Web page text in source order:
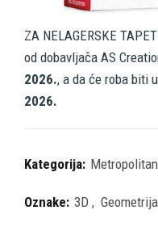
ZA NELAGERSKE
od dobavljača AS
2026., a da će roba biti
2026.
Kategorija:
Oznake: 3D , Geometrija